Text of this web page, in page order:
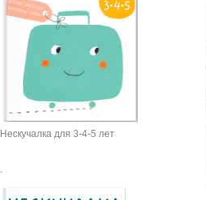
Нескучалка для 3-4-5 лет
.